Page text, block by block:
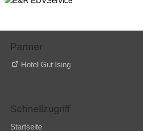
Partner
Hotel Gut Ising
Schnellzugriff
Startseite